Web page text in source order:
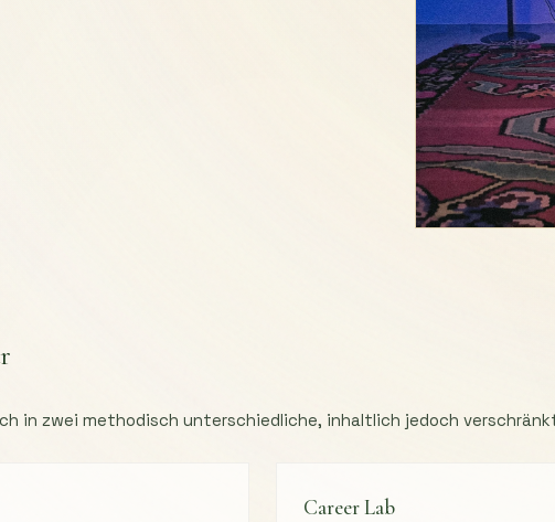
in zwei methodisch unterschiedliche, inhaltlich jedoch
Career Lab